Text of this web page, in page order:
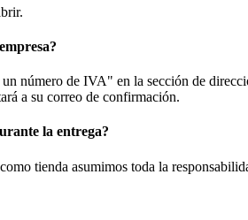
número de IVA" en la sección de
a su correo de confirmación.
la entrega?
tienda asumimos toda la